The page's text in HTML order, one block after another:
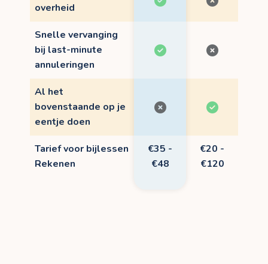
overheid
Snelle vervanging
bij last-minute
annuleringen
Al het
bovenstaande op je
eentje doen
Tarief voor bijlessen
Rekenen
€35 -
€48
€20 -
€120